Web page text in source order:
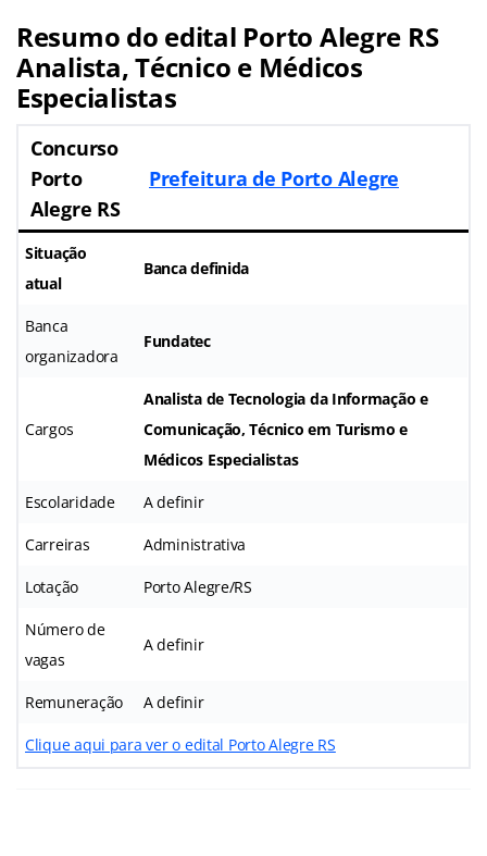
Resumo do edital Porto Alegre RS
Analista, Técnico e Médicos
Especialistas
Concurso
Porto
Alegre RS
Prefeitura de Porto Alegre
Situação
atual
Banca definida
Banca
organizadora
Fundatec
Cargos
Analista de Tecnologia da Informação e
Comunicação, Técnico em Turismo e
Médicos Especialistas
Escolaridade A definir
Carreiras Administrativa
Lotação Porto Alegre/RS
Número de
vagas
A definir
Remuneração A definir
Clique aqui para ver o edital Porto Alegre RS